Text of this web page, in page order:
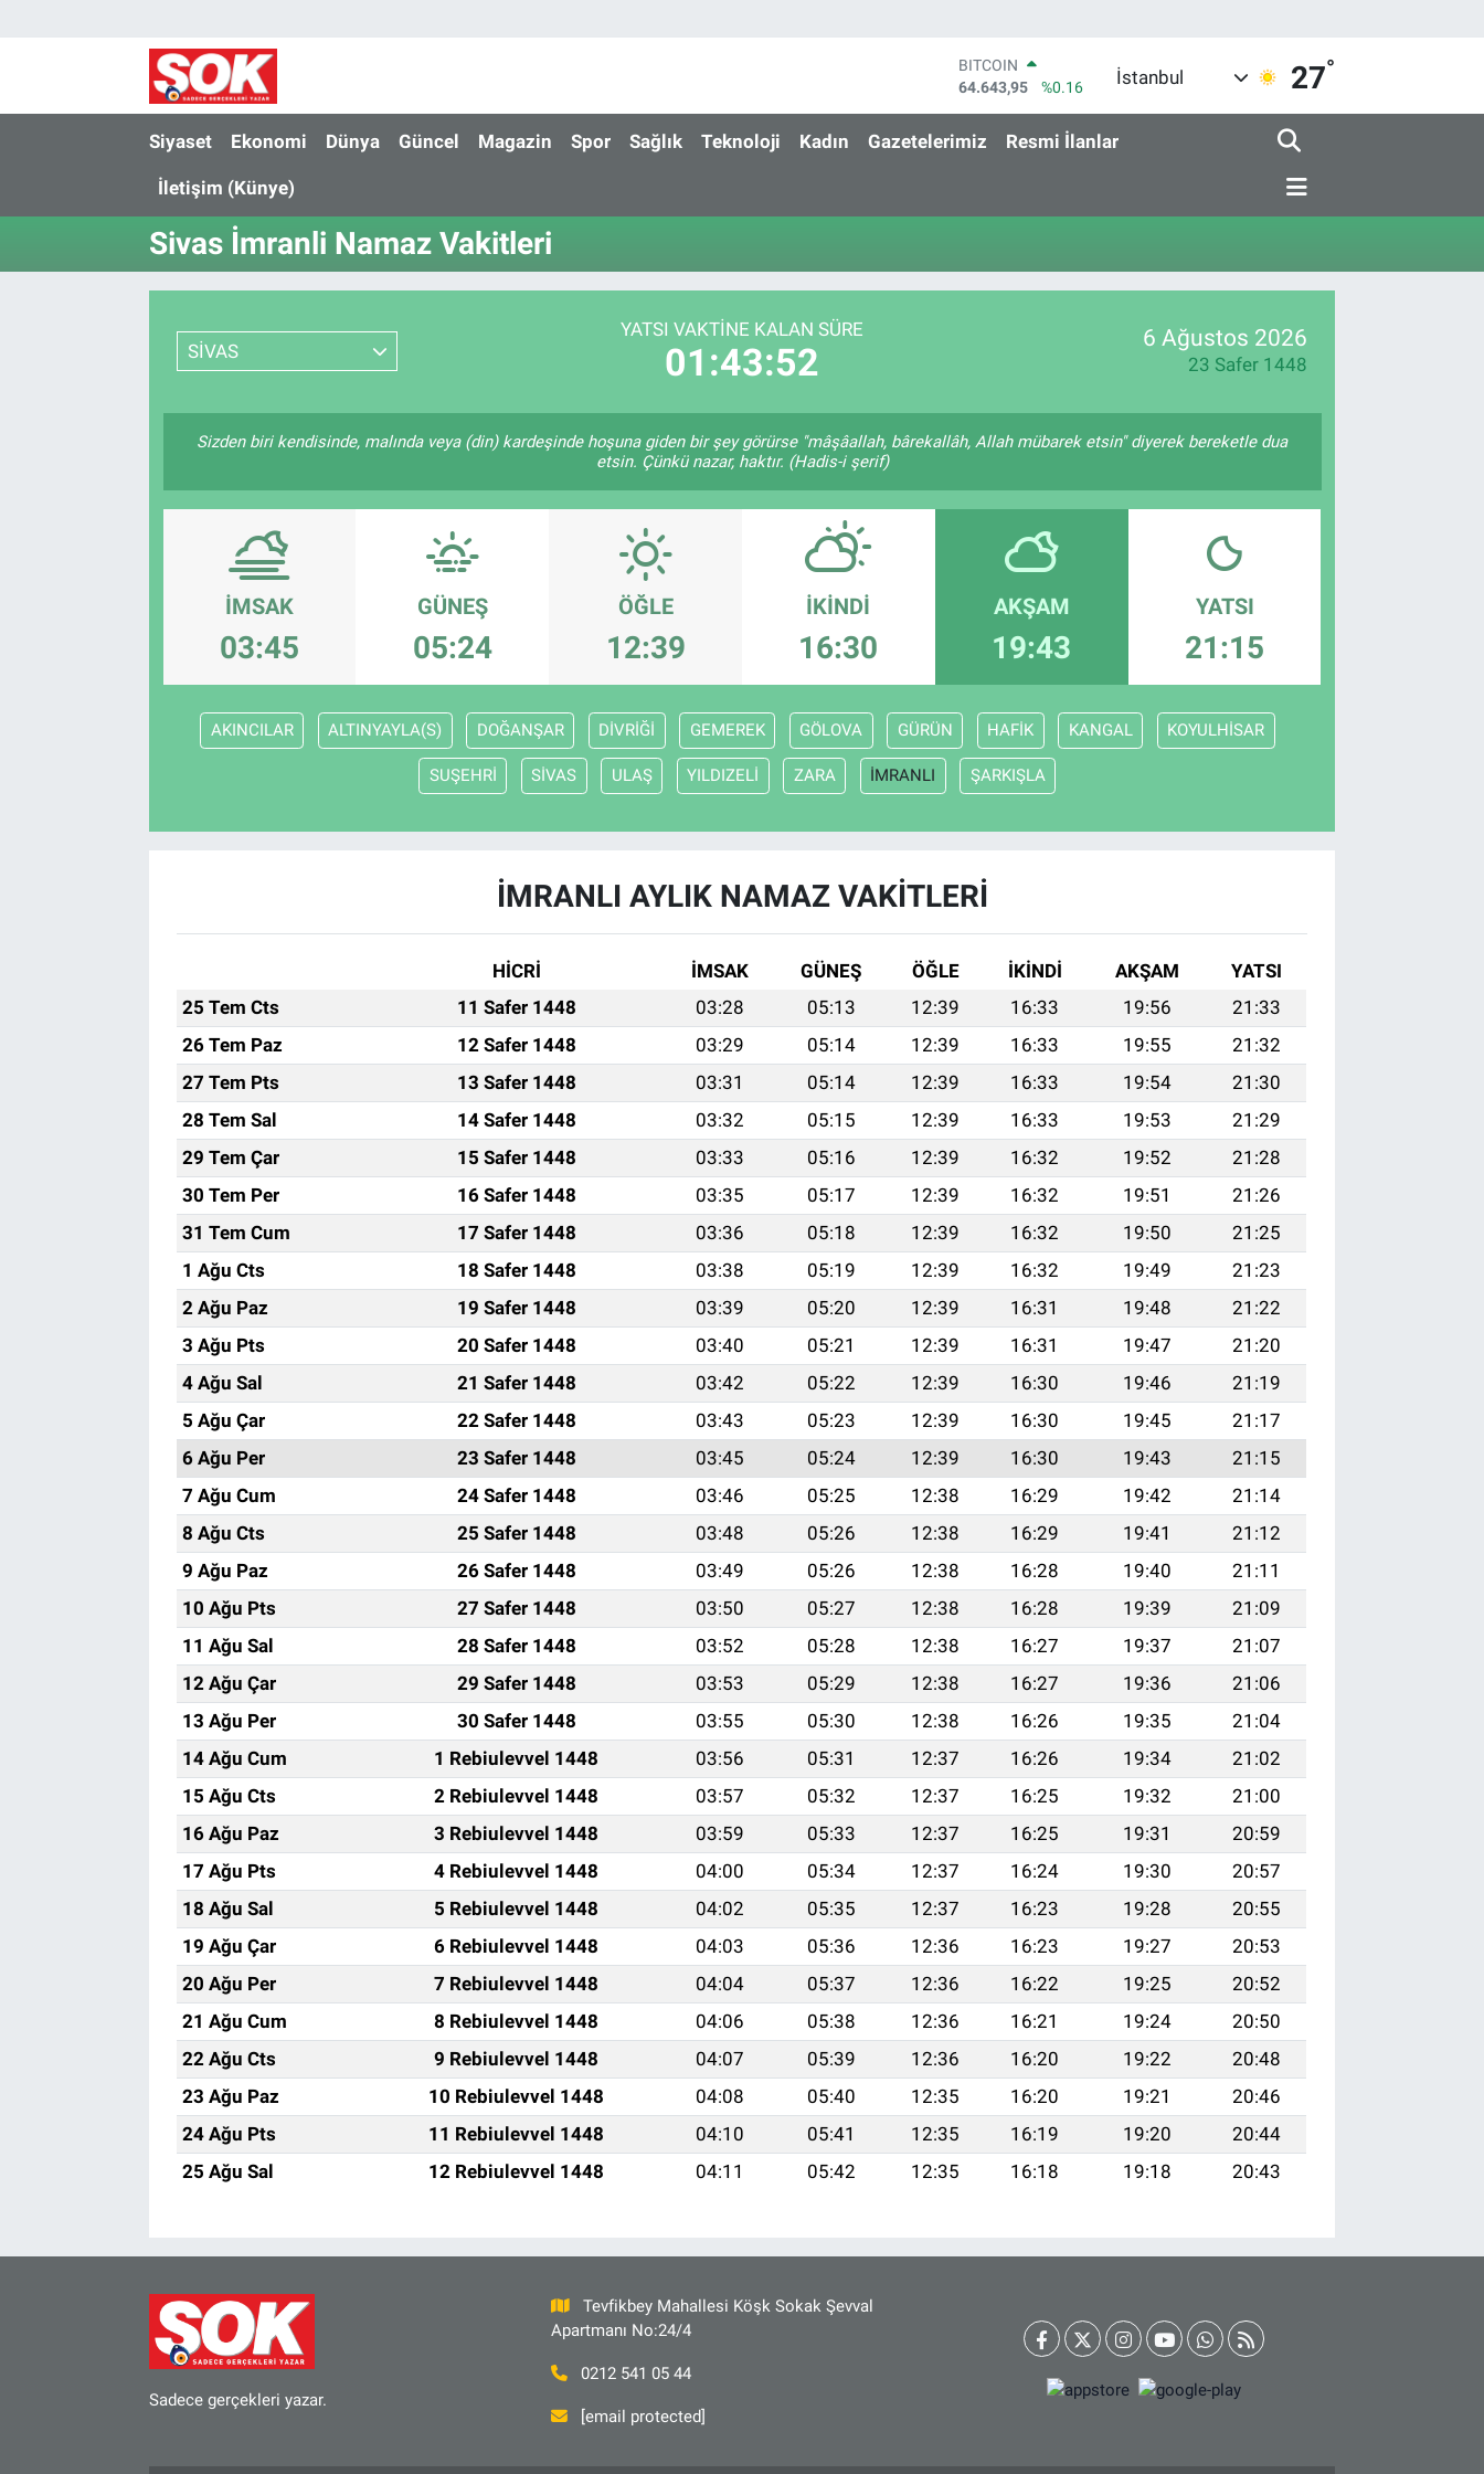
BITCOIN
64.643,95
%0.16
47,6006
%0.06
EURO
64,2398
%0.2
İstanbul 27°
Siyaset Ekonomi Dünya Güncel Magazin Spor Sağlık Teknoloji Kadın Gazetelerimiz Resmi İlanlar
İletişim (Künye)
Sivas İmranli Namaz Vakitleri
SİVAS
YATSI VAKTINE KALAN SÜRE
01:43:52
6 Ağustos 2026
23 Safer 1448
Sizden biri kendisinde, malında veya (din) kardeşinde hoşuna giden bir şey görürse "mâşâallah, bârekallâh, Allah mübarek etsin" diyerek bereketle dua
etsin. Çünkü nazar, haktır. (Hadis-i şerif)
İMSAK
03:45
GÜNEŞ
05:24
ÖĞLE
12:39
İKINDI
16:30
AKŞAM
19:43
YATSI
21:15
AKINCILAR ALTINYAYLA(S) DOĞANŞAR DİVRİĞİ GEMEREK GÖLOVA GÜRÜN HAFİK KANGAL KOYULHİSAR
SUŞEHRİ SİVAS ULAŞ YILDIZELİ ZARA İMRANLI ŞARKIŞLA
İMRANLI AYLIK NAMAZ VAKITLERI
HİCRİ İMSAK GÜNEŞ ÖĞLE İKINDI AKŞAM
YATSI
25 Tem Cts
11 Safer 1448 03:28 05:13 12:39 16:33 19:56
21:33
26 Tem Paz
12 Safer 1448 03:29 05:14 12:39 16:33 19:55
21:32
27 Tem Pts
13 Safer 1448 03:31 05:14 12:39 16:33 19:54
21:30
28 Tem Sal
14 Safer 1448 03:32 05:15 12:39 16:33 19:53
21:29
29 Tem Çar
15 Safer 1448 03:33 05:16 12:39 16:32 19:52
21:28
30 Tem Per
16 Safer 1448 03:35 05:17 12:39 16:32 19:51
21:26
31 Tem Cum
17 Safer 1448 03:36 05:18 12:39 16:32 19:50
21:25
1 Ağu Cts
18 Safer 1448 03:38 05:19 12:39 16:32 19:49
21:23
2 Ağu Paz
19 Safer 1448 03:39 05:20 12:39 16:31 19:48
21:22
3 Ağu Pts
20 Safer 1448 03:40 05:21 12:39 16:31 19:47
21:20
4 Ağu Sal
21 Safer 1448 03:42 05:22 12:39 16:30 19:46
21:19
5 Ağu Çar
22 Safer 1448 03:43 05:23 12:39 16:30 19:45
21:17
6 Ağu Per
23 Safer 1448 03:45 05:24 12:39 16:30 19:43
21:15
7 Ağu Cum
24 Safer 1448 03:46 05:25 12:38 16:29 19:42
21:14
8 Ağu Cts
25 Safer 1448 03:48 05:26 12:38 16:29 19:41
21:12
9 Ağu Paz
26 Safer 1448 03:49 05:26 12:38 16:28 19:40
21:11
10 Ağu Pts
27 Safer 1448 03:50 05:27 12:38 16:28 19:39
21:09
11 Ağu Sal
28 Safer 1448 03:52 05:28 12:38 16:27 19:37
21:07
12 Ağu Çar
29 Safer 1448 03:53 05:29 12:38 16:27 19:36
21:06
13 Ağu Per
30 Safer 1448 03:55 05:30 12:38 16:26 19:35
21:04
14 Ağu Cum
1 Rebiulevvel 1448 03:56 05:31 12:37 16:26 19:34
21:02
15 Ağu Cts
2 Rebiulevvel 1448 03:57 05:32 12:37 16:25 19:32
21:00
16 Ağu Paz
3 Rebiulevvel 1448 03:59 05:33 12:37 16:25 19:31
20:59
17 Ağu Pts
4 Rebiulevvel 1448 04:00 05:34 12:37 16:24 19:30
20:57
18 Ağu Sal
5 Rebiulevvel 1448 04:02 05:35 12:37 16:23 19:28
20:55
19 Ağu Çar
6 Rebiulevvel 1448 04:03 05:36 12:36 16:23 19:27
20:53
20 Ağu Per
7 Rebiulevvel 1448 04:04 05:37 12:36 16:22 19:25
20:52
21 Ağu Cum
8 Rebiulevvel 1448 04:06 05:38 12:36 16:21 19:24
20:50
22 Ağu Cts
9 Rebiulevvel 1448 04:07 05:39 12:36 16:20 19:22
20:48
23 Ağu Paz
10 Rebiulevvel 1448 04:08 05:40 12:35 16:20 19:21
20:46
24 Ağu Pts
11 Rebiulevvel 1448 04:10 05:41 12:35 16:19 19:20
20:44
25 Ağu Sal
12 Rebiulevvel 1448 04:11 05:42 12:35 16:18 19:18 20:43
Sadece gerçekleri yazar.
Tevfikbey Mahallesi Köşk Sokak Şevval
Apartmanı No:24/4
0212 541 05 44
[email protected]
RESMİ İLANLAR
İletişim/Künye
Gözden Kaçmasın
İletişim (Künye)
Nöbetçi Eczaneler
Hava Durumu
İstanbul Namaz Vakitleri
Trafik Durumu
Tüm Manşetler